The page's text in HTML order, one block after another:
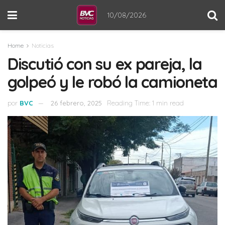
10/08/2026
Home Noticias
Discutió con su ex pareja, la
golpeó y le robó la camioneta
por BVC 26 febrero, 2025 Reading Time: 1 min read